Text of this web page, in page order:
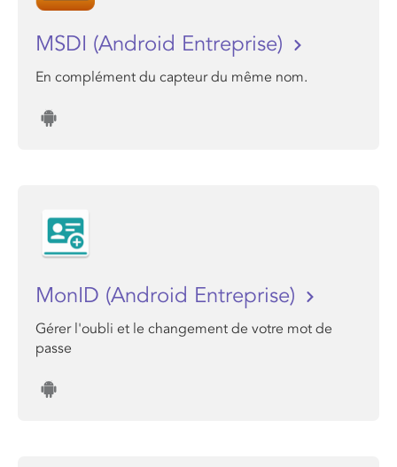
MSDI (Android Entreprise)
En complément du capteur du même nom.
MonID (Android Entreprise)
Gérer l'oubli et le changement de votre mot de
passe